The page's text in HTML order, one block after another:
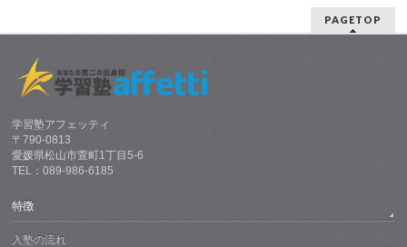
PAGETOP
学習塾アフェッティ
〒790-0813
愛媛県松山市萱町1丁目5-6
TEL：089-986-6185
特徴
入塾の流れ